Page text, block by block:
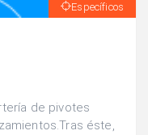
Específicos
de pivotes
éste,